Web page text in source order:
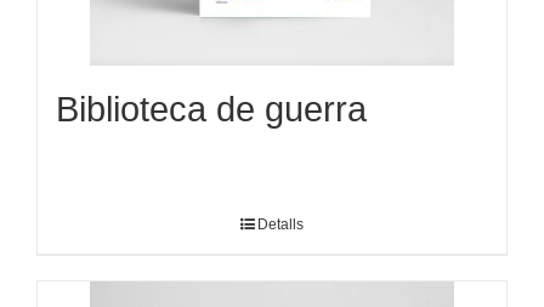
Biblioteca de guerra
Detalls